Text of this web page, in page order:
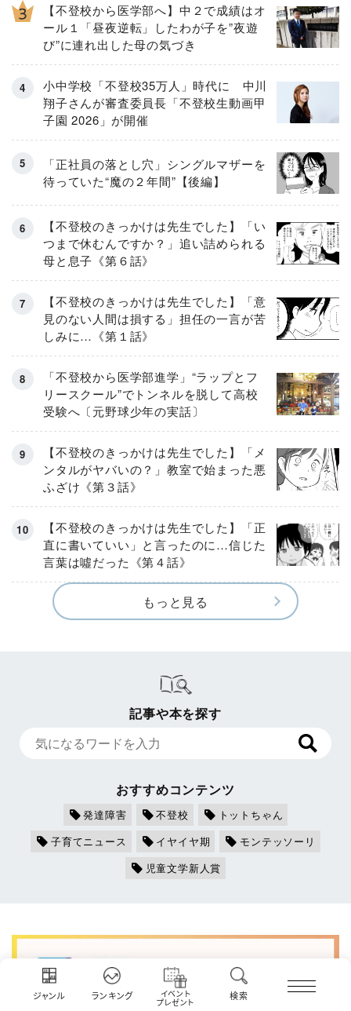
ジャンル ランキング イベント
プレゼント
検索
【不登校から医学部へ】中２で成績はオ
ール１「昼夜逆転」したわが子を”夜遊
び”に連れ出した母の気づき
小中学校「不登校35万人」時代に 中川
翔子さんが審査委員長「不登校生動画甲
子園 2026」が開催
「正社員の落とし穴」シングルマザーを
待っていた“魔の２年間”【後編】
【不登校のきっかけは先生でした】「い
つまで休むんですか？」追い詰められる
母と息子《第６話》
【不登校のきっかけは先生でした】「意
見のない人間は損する」担任の一言が苦
しみに…《第１話》
「不登校から医学部進学」“ラップとフ
リースクール”でトンネルを脱して高校
受験へ〔元野球少年の実話〕
【不登校のきっかけは先生でした】「メ
ンタルがヤバいの？」教室で始まった悪
ふざけ《第３話》
【不登校のきっかけは先生でした】「正
直に書いていい」と言ったのに…信じた
言葉は噓だった《第４話》
もっと見る
記事や本を探す
おすすめコンテンツ
発達障害 不登校
トットちゃん
子育てニュース
イヤイヤ期
モンテッソーリ
児童文学新人賞